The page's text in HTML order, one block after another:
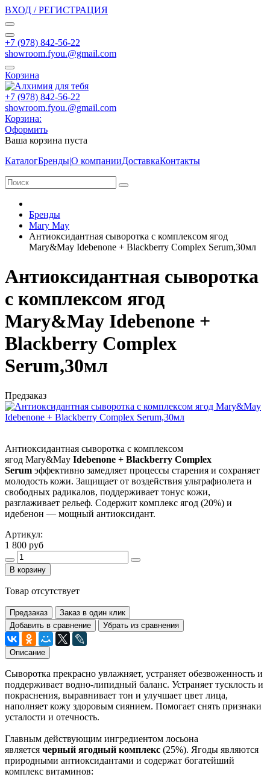
ВХОД / РЕГИСТРАЦИЯ
+7 (978) 842-56-22
showroom.fyou.@gmail.com
Корзина
+7 (978) 842-56-22
showroom.fyou.@gmail.com
Корзина:
Оформить
Ваша корзина пуста
КаталогБренды|О компанииДоставкаКонтакты
Бренды
Mary May
Антиоксидантная сыворотка с комплексом ягод
Mary&May Idebenone + Blackberry Complex Serum,30мл
Антиоксидантная сыворотка
с комплексом ягод
Mary&May Idebenone +
Blackberry Complex
Serum,30мл
Предзаказ
Антиоксидантная сыворотка с комплексом
ягод Mary&May Idebenone + Blackberry Complex
Serum эффективно замедляет процессы старения и сохраняет
молодость кожи. Защищает от воздействия ультрафиолета и
свободных радикалов, поддерживает тонус кожи,
разглаживает рельеф. Содержит комплекс ягод (20%) и
идебенон — мощный антиоксидант.
Артикул:
1 800 руб
В корзину
Товар отсутствует
Предзаказ
Заказ в один клик
Добавить в сравнение
Убрать из сравнения
Описание
Сыворотка прекрасно увлажняет, устраняет обезвоженность и
поддерживает водно-липидный баланс. Устраняет тусклость и
покраснения, выравнивает тон и улучшает цвет лица,
наполняет кожу здоровым сиянием. Помогает снять признаки
усталости и отечность.
Главным действующим ингредиентом лосьона
является черный ягодный комплекс (25%). Ягоды являются
природными антиоксидантами и содержат богатейший
комплекс витаминов: